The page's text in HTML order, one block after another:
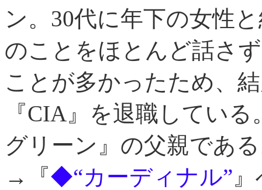
ン。30代に年下の女性
のことをほとんど話さ
ことが多かったため、
『CIA』を退職してい
グリーン』の父親であ
→『◆“カーディナル”